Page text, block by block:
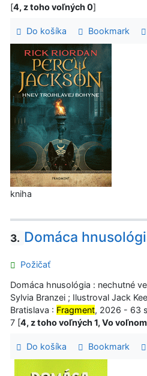
[4, z toho voľných 0]
Do košíka Bookmark
kniha
3. Domáca
Požičať
Domáca hnusológia : nechutné
Sylvia Branzei ; Ilustroval Jack
Bratislava : Fragment, 2026 - 63
7 [4, z toho voľných 1, Vo
Do košíka Bookmark